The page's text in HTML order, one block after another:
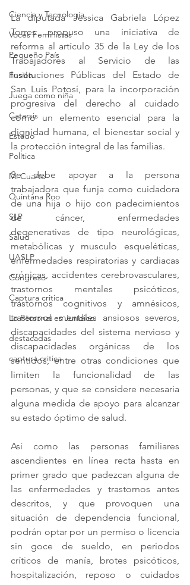
Ciencia y Tecnología
Voces Feministas
Pequeño País
Fusión
Juega como niña
Catarsis
Estado
Política
Mi Cuarto
Quintana Roo
SLP
Salud
UASLP
Congreso
Captura critica
Lo Personal es Jurídico
destacadas
captura critica
La diputada Jessica Gabriela López
Torres propuso una iniciativa de
reforma al artículo 35 de la Ley de los
Trabajadores al Servicio de las
Instituciones Públicas del Estado de
San Luis Potosí, para la incorporación
progresiva del derecho al cuidado
como un elemento esencial para la
dignidad humana, el bienestar social y
la protección integral de las familias.
Se debe apoyar a la persona
trabajadora que funja como cuidadora
de una hija o hijo con padecimientos
de cáncer, enfermedades
degenerativas de tipo neurológicas,
metabólicas y musculo esqueléticas,
enfermedades respiratorias y cardiacas
crónicas, accidentes cerebrovasculares,
trastornos mentales psicóticos,
trastornos cognitivos y amnésicos,
trastornos mentales ansiosos severos,
discapacidades del sistema nervioso y
discapacidades orgánicas de los
sentidos, entre otras condiciones que
limiten la funcionalidad de las
personas, y que se considere necesaria
alguna medida de apoyo para alcanzar
su estado óptimo de salud.
Así como las personas familiares
ascendientes en línea recta hasta en
primer grado que padezcan alguna de
las enfermedades y trastornos antes
descritos, y que provoquen una
situación de dependencia funcional,
podrán optar por un permiso o licencia
sin goce de sueldo, en periodos
críticos de manía, brotes psicóticos,
hospitalización, reposo o cuidados